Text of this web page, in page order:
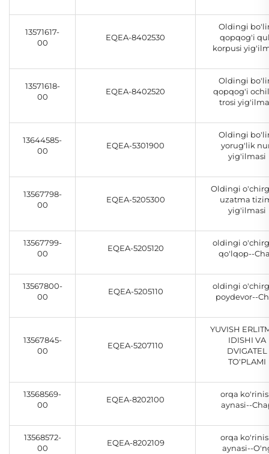
13571617-
00
EQEA-8402530
Oldingi
qopqog'i
korpusi
13571618-
00
EQEA-8402520
Oldingi
qopqog'i
trosi
13644585-
00
EQEA-5301900
Oldingi
yorug'lik
yig'ilmasi
13567798-
00
EQEA-5205300
Oldingi
uzatma
yig'ilmasi
13567799-
00
EQEA-5205120
oldingi
qo'lqop--
13567800-
00
EQEA-5205110
oldingi
poydevor--
13567845-
00
EQEA-5207110
YUVISH
IDISHI VA
DVIGATEL
TO'PLAMI
13568569-
00
EQEA-8202100
orqa
aynasi--
13568572-
00
EQEA-8202109
orqa
aynasi--